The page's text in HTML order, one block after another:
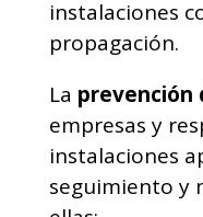
instalaciones
propagación.
La prevención
empresas y
instalaciones
seguimiento y